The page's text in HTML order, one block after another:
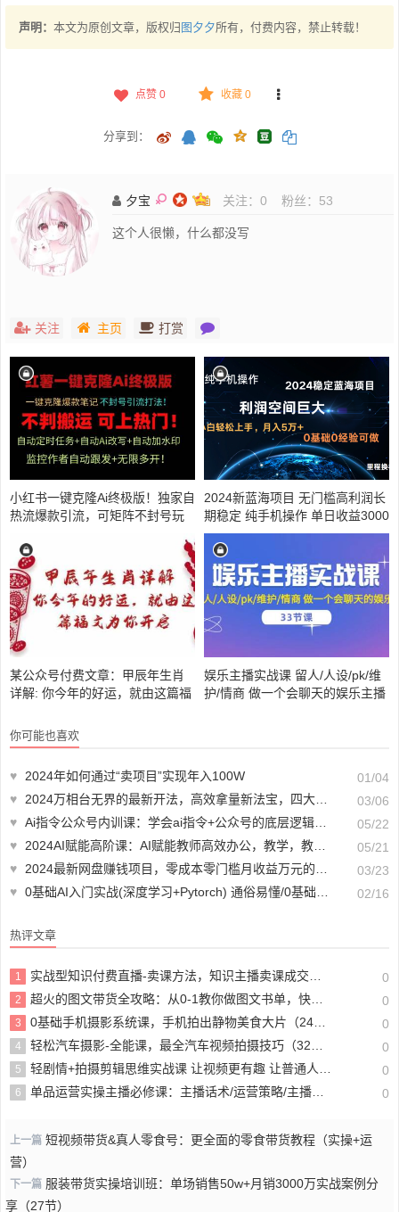
声明： 本文为原创文章，版权归 图夕夕所有，付费内容，禁止转载！
点赞 0 收藏 0
分享到：
夕宝 关注： 0 粉丝： 53
这个人很懒，什么都没写
关注 主页 打赏
小红书一键克隆Ai终极版！独家自
热流爆款引流，可矩阵不封号玩
2024新蓝海项目 无门槛高利润长
期稳定 纯手机操作 单日收益3000
+ 小白当天上手
某公众号付费文章：甲辰年生肖
详解: 你今年的好运，就由这篇福
娱乐主播实战课 留人/人设/pk/维
护/情商 做一个会聊天的娱乐主播
你可能也喜欢
♥ 2024年如何通过“卖项目”实现年入100W
01/04
♥
2024万相台无界的最新开法，高效拿量新法宝，四大功效助力精准触达高营销价值人群
03/06
♥ Ai指令公众号内训课：学会ai指令+公众号的底层逻辑（7节课）
05/22
♥
2024AI赋能高阶课：AI赋能教师高效办公，教学，教研等（87节）
05/21
♥
2024最新网盘赚钱项目，零成本零门槛月收益万元的保姆级教程【视频教程】
03/23
♥ 0基础AI入门实战(深度学习+Pytorch) 通俗易懂/0基础入门/案例实战/跨专业提升 02/16
热评文章
1 实战型知识付费直播-卖课方法，知识主播卖课成交公式，知识主播孵化 0
2 超火的图文带货全攻略：从0-1教你做图文书单，快速拿结果-长期项目 0
3 0基础手机摄影系统课，手机拍出静物美食大片（24节课） 0
4 轻松汽车摄影-全能课，最全汽车视频拍摄技巧（32节课） 0
5 轻剧情+拍摄剪辑思维实战课 让视频更有趣 让普通人也有演电影的体验（23节课） 0
6 单品运营实操主播必修课：主播话术/运营策略/主播表现力（27节课） 0
上一篇 短视频带货&真人零食号：更全面的零食带货教程（实操+运
营）
下一篇 服装带货实操培训班：单场销售50w+月销3000万实战案例分
享（27节）